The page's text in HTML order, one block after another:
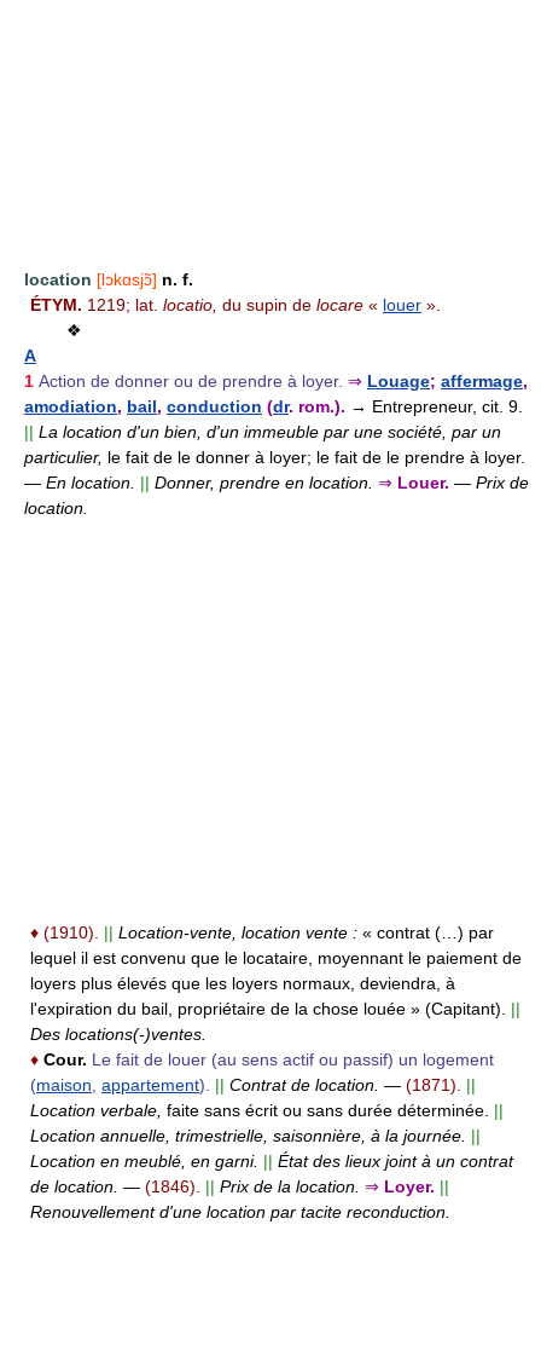
location [lɔkɑsjɔ̃] n. f.
ÉTYM. 1219; lat. locatio, du supin de locare « louer ».
❖
A
1 Action de donner ou de prendre à loyer. ⇒ Louage; affermage,
amodiation, bail, conduction (dr. rom.). → Entrepreneur, cit. 9.
|| La location d'un bien, d'un immeuble par une société, par un
particulier, le fait de le donner à loyer; le fait de le prendre à loyer.
— En location. || Donner, prendre en location. ⇒ Louer. — Prix de
location.
♦ (1910). || Location-vente, location vente : « contrat (…) par
lequel il est convenu que le locataire, moyennant le paiement de
loyers plus élevés que les loyers normaux, deviendra, à
l'expiration du bail, propriétaire de la chose louée » (Capitant). ||
Des locations(-)ventes.
♦ Cour. Le fait de louer (au sens actif ou passif) un logement
(maison, appartement). || Contrat de location. — (1871). ||
Location verbale, faite sans écrit ou sans durée déterminée. ||
Location annuelle, trimestrielle, saisonnière, à la journée. ||
Location en meublé, en garni. || État des lieux joint à un contrat
de location. — (1846). || Prix de la location. ⇒ Loyer. ||
Renouvellement d'une location par tacite reconduction.